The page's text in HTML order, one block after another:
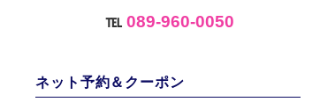
℡089-960-0050
ネット予約＆クーポン